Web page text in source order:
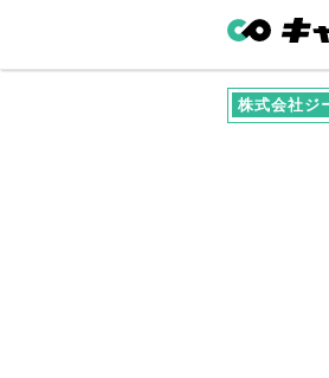
株式会社ジ